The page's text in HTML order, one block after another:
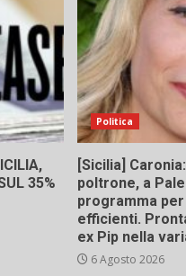
35%
Politica
[Sicilia]
poltrone, a
programma
efficienti.
ex Pip nella
6 Agosto 2026